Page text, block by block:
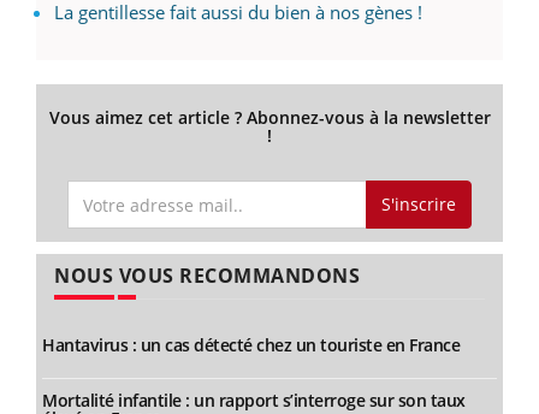
La gentillesse fait aussi du bien à nos gènes !
Vous aimez cet article ? Abonnez-vous à la newsletter
!
S'inscrire
NOUS VOUS RECOMMANDONS
Hantavirus : un cas détecté chez un touriste en France
Mortalité infantile : un rapport s’interroge sur son taux